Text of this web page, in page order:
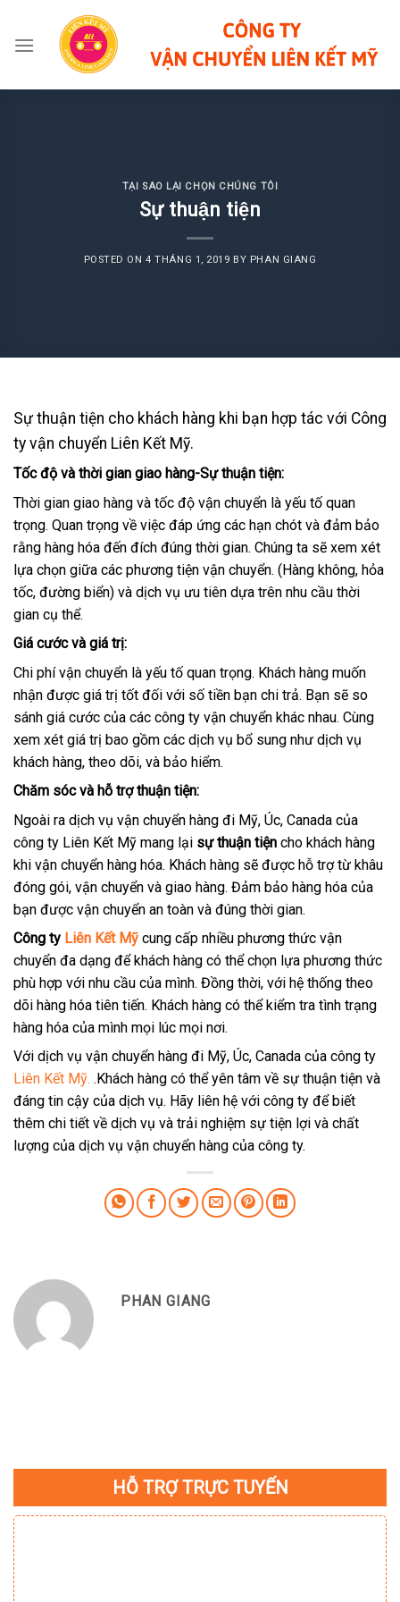
content
TẠI SAO LẠI CHỌN CHÚNG TÔI
Sự thuận tiện
POSTED ON4 THÁNG 1, 2019 BY PHAN GIANG
Sự thuận tiện cho khách hàng khi bạn hợp tác với Công
ty vận chuyển Liên Kết Mỹ.
Tốc độ và thời gian giao hàng-Sự thuận tiện:
Thời gian giao hàng và tốc độ vận chuyển là yếu tố quan
trọng. Quan trọng về việc đáp ứng các hạn chót và đảm bảo
rằng hàng hóa đến đích đúng thời gian. Chúng ta sẽ xem xét
lựa chọn giữa các phương tiện vận chuyển. (Hàng không, hỏa
tốc, đường biển) và dịch vụ ưu tiên dựa trên nhu cầu thời
gian cụ thể.
Giá cước và giá trị:
Chi phí vận chuyển là yếu tố quan trọng. Khách hàng muốn
nhận được giá trị tốt đối với số tiền bạn chi trả. Bạn sẽ so
sánh giá cước của các công ty vận chuyển khác nhau. Cùng
xem xét giá trị bao gồm các dịch vụ bổ sung như dịch vụ
khách hàng, theo dõi, và bảo hiểm.
Chăm sóc và hỗ trợ thuận tiện:
Ngoài ra dịch vụ vận chuyển hàng đi Mỹ, Úc, Canada của
công ty Liên Kết Mỹ mang lại sự thuận tiện cho khách hàng
khi vận chuyển hàng hóa. Khách hàng sẽ được hỗ trợ từ khâu
đóng gói, vận chuyển và giao hàng. Đảm bảo hàng hóa của
bạn được vận chuyển an toàn và đúng thời gian.
Công ty Liên Kết Mỹ cung cấp nhiều phương thức vận
chuyển đa dạng để khách hàng có thể chọn lựa phương thức
phù hợp với nhu cầu của mình. Đồng thời, với hệ thống theo
dõi hàng hóa tiên tiến. Khách hàng có thể kiểm tra tình trạng
hàng hóa của mình mọi lúc mọi nơi.
Với dịch vụ vận chuyển hàng đi Mỹ, Úc, Canada của công ty
Liên Kết Mỹ. .Khách hàng có thể yên tâm về sự thuận tiện và
đáng tin cậy của dịch vụ. Hãy liên hệ với công ty để biết
thêm chi tiết về dịch vụ và trải nghiệm sự tiện lợi và chất
lượng của dịch vụ vận chuyển hàng của công ty.
PHAN GIANG
HỖ TRỢ TRỰC TUYẾN